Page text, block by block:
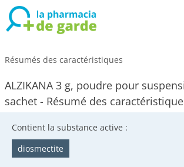
Résumés des caractéristiques
ALZIKANA 3 g, poudre pour
sachet - Résumé des
Contient la substance active :
diosmectite